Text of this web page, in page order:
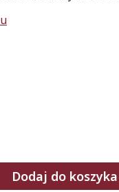
Dodaj do koszyka